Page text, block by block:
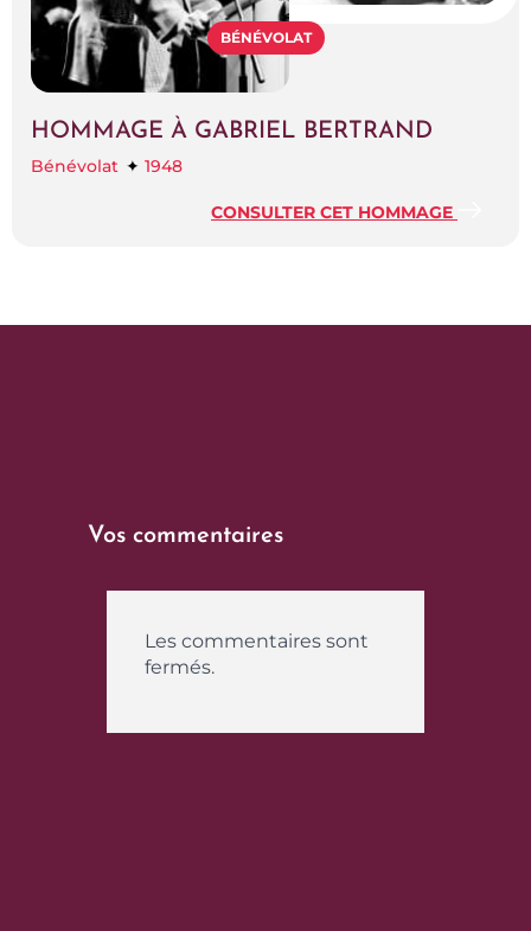
BÉNÉVOLAT
HOMMAGE À GABRIEL BERTRAND
Bénévolat 1948
CONSULTER CET HOMMAGE
Vos commentaires
Les commentaires sont
fermés.